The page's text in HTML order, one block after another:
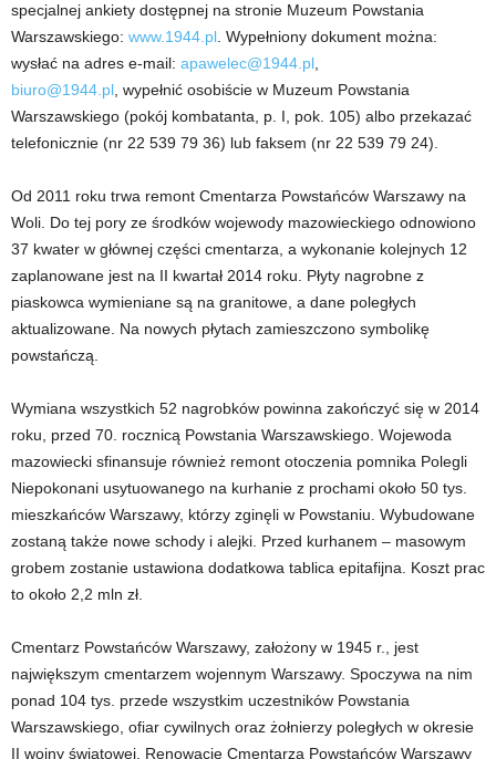
specjalnej ankiety dostępnej na stronie Muzeum Powstania
Warszawskiego: www.1944.pl . Wypełniony dokument można:
wysłać na adres e-mail: apawelec@1944.pl
biuro@1944.pl , wypełnić osobiście w Muzeum Powstania
Warszawskiego (pokój kombatanta, p. I, pok. 105) albo przekazać
telefonicznie (nr 22 539 79 36) lub faksem (nr 22 539 79 24).
Od 2011 roku trwa remont Cmentarza Powstańców Warszawy na
Woli. Do tej pory ze środków wojewody mazowieckiego odnowiono
37 kwater w głównej części cmentarza, a wykonanie kolejnych 12
zaplanowane jest na II kwartał 2014 roku. Płyty nagrobne z
piaskowca wymieniane są na granitowe, a dane poległych
aktualizowane. Na nowych płytach zamieszczono symbolikę
powstańczą.
Wymiana wszystkich 52 nagrobków powinna zakończyć się w 2014
roku, przed 70. rocznicą Powstania Warszawskiego. Wojewoda
mazowiecki sfinansuje również remont otoczenia pomnika Polegli
Niepokonani usytuowanego na kurhanie z prochami około 50 tys.
mieszkańców Warszawy, którzy zginęli w Powstaniu. Wybudowane
zostaną także nowe schody i alejki. Przed kurhanem – masowym
grobem zostanie ustawiona dodatkowa tablica epitafijna. Koszt prac
to około 2,2 mln zł.
Cmentarz Powstańców Warszawy, założony w 1945 r., jest
największym cmentarzem wojennym Warszawy. Spoczywa na nim
ponad 104 tys. przede wszystkim uczestników Powstania
Warszawskiego, ofiar cywilnych oraz żołnierzy poległych w okresie
II wojny światowej. Renowację Cmentarza Powstańców Warszawy